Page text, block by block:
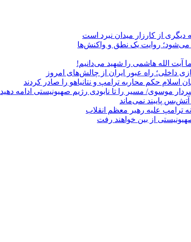
دیگری از کارزار میدان نبرد است
روایت یک نطق و واکنش‌ها
آیت الله هاشمی را شهید می‌دانیم!
داخلی؛ راه عبور ایران از چالش‌های امروز
موسوی/ مسیر را تا نابودی رژیم صهیونیستی ادامه دهید
آتش‌بس پایبند نمی‌ماند
ترامپ علیه رهبر معظم انقلاب
از بین خواهند رفت